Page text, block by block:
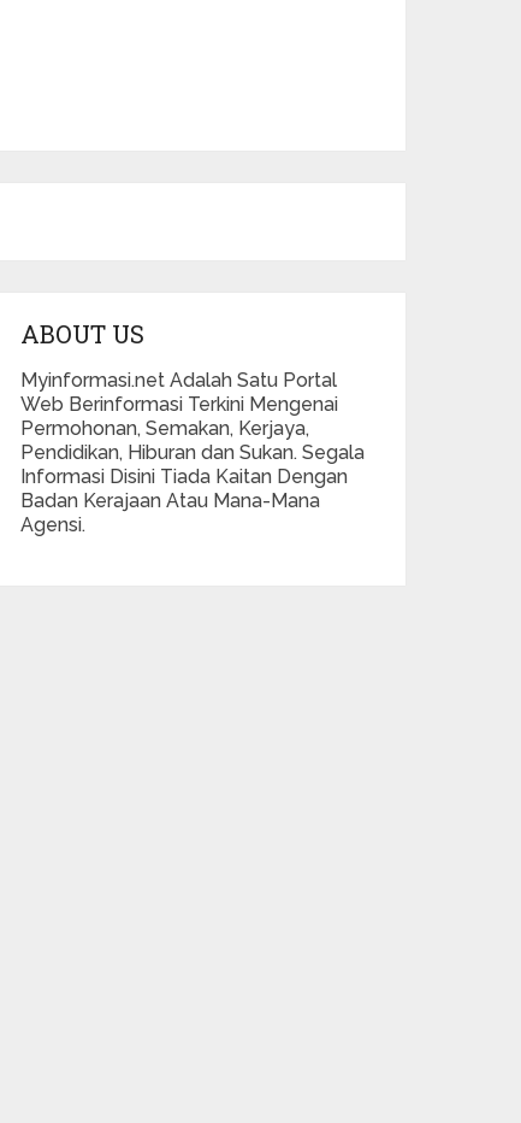
ABOUT US
Myinformasi.net Adalah Satu Portal
Web Berinformasi Terkini Mengenai
Permohonan, Semakan, Kerjaya,
Pendidikan, Hiburan dan Sukan. Segala
Informasi Disini Tiada Kaitan Dengan
Badan Kerajaan Atau Mana-Mana
Agensi.